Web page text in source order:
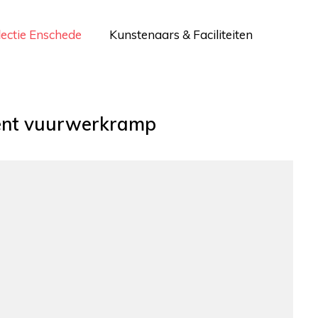
Enschede Kunstenaars & Faciliteiten
vuurwerkramp